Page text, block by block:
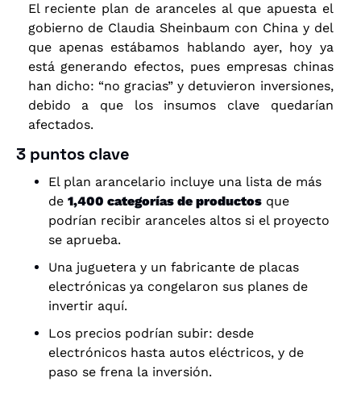
El reciente plan de aranceles al que apuesta el
gobierno de Claudia Sheinbaum con China y del
que apenas estábamos hablando ayer, hoy ya
está generando efectos, pues empresas chinas
han dicho: “no gracias” y detuvieron inversiones,
debido a que los insumos clave quedarían
afectados.
3 puntos clave
El plan arancelario incluye una lista de más
de 1,400 categorías de productos que
podrían recibir aranceles altos si el proyecto
se aprueba.
Una juguetera y un fabricante de placas
electrónicas ya congelaron sus planes de
invertir aquí.
Los precios podrían subir: desde
electrónicos hasta autos eléctricos, y de
paso se frena la inversión.